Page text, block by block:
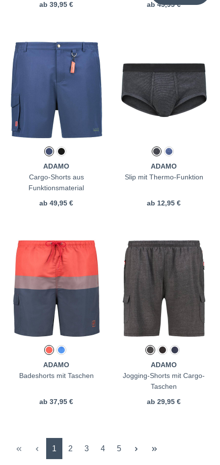
ab 39,95 €
ab 45,95 €
ADAMO
Cargo-Shorts aus
Funktionsmaterial
ab 49,95 €
ADAMO
Slip mit Thermo-Funktion
ab 12,95 €
ADAMO
Badeshorts mit Taschen
ab 37,95 €
ADAMO
Jogging-Shorts mit Cargo-
Taschen
ab 29,95 €
Seite
1 Seite
2 Seite
3 Seite
4 Seite
5